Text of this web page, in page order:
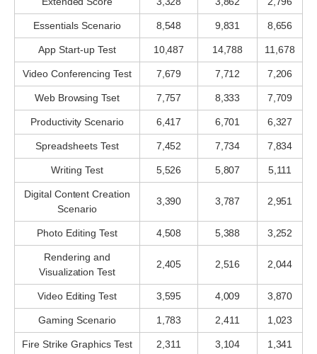
Essentials Scenario 8,548 9,831 8,656
App Start-up Test 10,487 14,788 11,678
Video Conferencing Test 7,679 7,712 7,206
Web Browsing Tset 7,757 8,333 7,709
Productivity Scenario 6,417 6,701 6,327
Spreadsheets Test 7,452 7,734 7,834
Writing Test 5,526 5,807 5,111
Digital Content Creation
Scenario
3,390 3,787 2,951
Photo Editing Test 4,508 5,388 3,252
Rendering and
Visualization Test
2,405 2,516 2,044
Video Editing Test 3,595 4,009 3,870
Gaming Scenario 1,783 2,411 1,023
Fire Strike Graphics Test 2,311 3,104 1,341